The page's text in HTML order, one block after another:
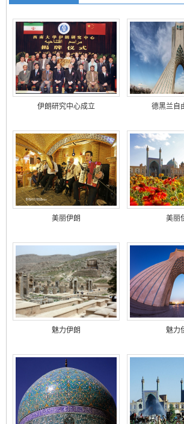
伊朗研究中心成立 德黑兰自
美丽伊朗 美丽
魅力伊朗 魅力